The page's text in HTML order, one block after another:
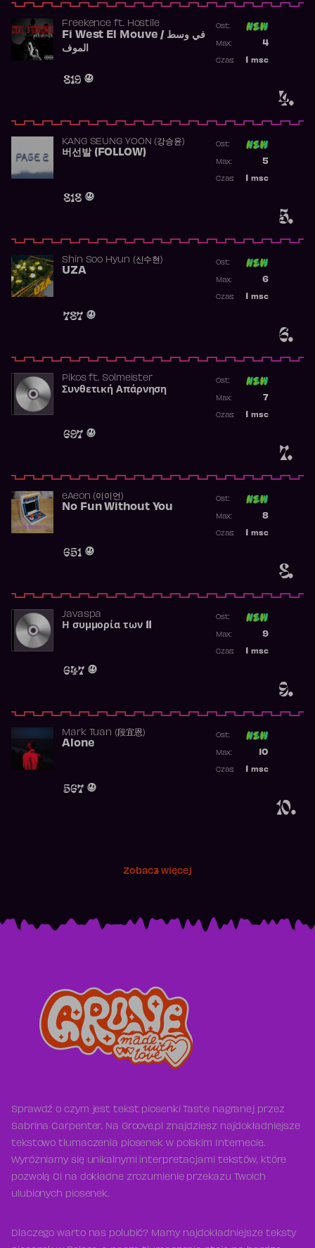
4.
Freekence ft. Hostile
Fi West El Mouve / في وسط
الموف
819
Ost:
4
Max:
msc
Czas:
5.
KANG SEUNG YOON (강승윤)
버선발 (FOLLOW)
818
Ost:
5
Max:
msc
Czas:
6.
Shin Soo Hyun (신수현)
UZA
787
Ost:
6
Max:
msc
Czas:
7.
Pikosft. Solmeister
Συνθετική Απάρνηση
697
Ost:
7
Max:
msc
Czas:
8.
​eAeon (이이언)
No Fun Without You
651
Ost:
8
Max:
msc
Czas:
9.
Javaspa
Η συμμορία των 11
647
Ost:
9
Max:
msc
Czas:
10.
Mark Tuan (段宜恩)
Alone
567
Ost:
10
Max:
msc
Czas:
Zobacz więcej
Sprawdź o czym jest tekst piosenki Taste nagranej przez
Sabrina Carpenter. Na Groove.pl znajdziesz najdokładniejsze
tekstowo tłumaczenia piosenek w polskim Internecie.
Wyróżniamy się unikalnymi interpretacjami tekstów, które
pozwolą Ci na dokładne zrozumienie przekazu Twoich
ulubionych piosenek.
Dlaczego warto nas polubić? Mamy najdokładniejsze teksty